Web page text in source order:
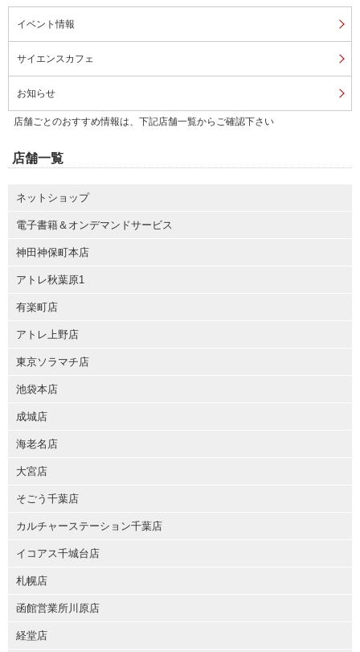
イベント情報
サイエンスカフェ
お知らせ
店舗ごとのおすすめ情報は、下記店舗一覧からご確認下さい
店舗一覧
ネットショップ
電子書籍＆オンデマンドサービス
神田神保町本店
アトレ秋葉原1
有楽町店
アトレ上野店
東京ソラマチ店
池袋本店
成城店
海老名店
大宮店
そごう千葉店
カルチャーステーション千葉店
イコアス千城台店
札幌店
函館営業所川原店
経堂店